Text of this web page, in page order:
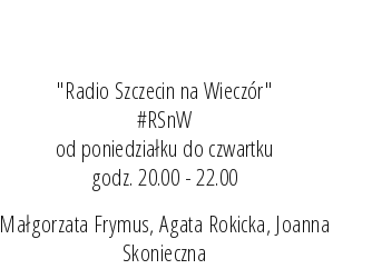
"Radio Szczecin na Wieczór"
#RSnW
od poniedziałku do czwartku
godz. 20.00 - 22.00
Małgorzata Frymus, Agata Rokicka, Joanna
Skonieczna